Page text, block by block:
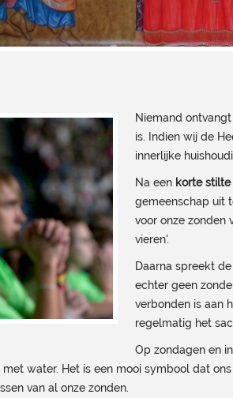
Niemand
is. Indien wij de
innerlijke
Na een korte
gemeenschap uit
voor onze zonden
vieren’.
Daarna spreekt
echter geen
verbonden is aan
regelmatig het
Op zondagen en
met water. Het is een mooi symbool dat
van al onze zonden.